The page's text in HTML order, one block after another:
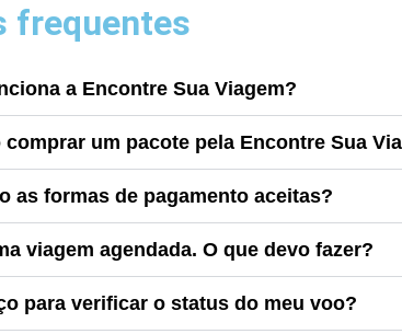
frequentes
a Encontre Sua Viagem?
comprar um pacote pela Encontre Sua
as formas de pagamento aceitas?
viagem agendada. O que devo fazer?
para verificar o status do meu voo?